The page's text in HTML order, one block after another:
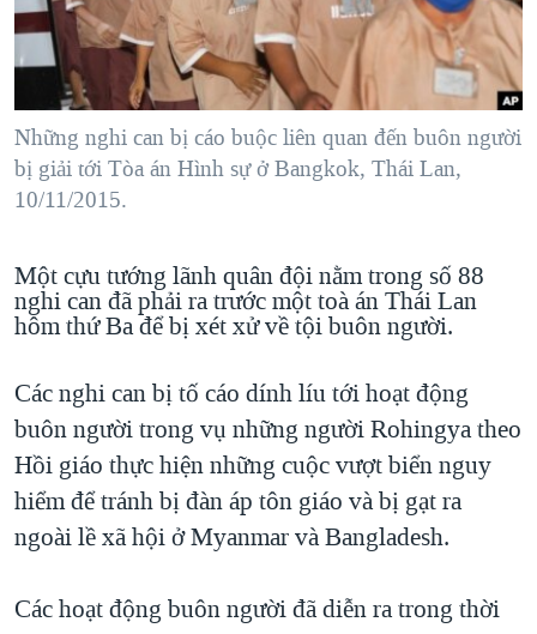
"Tìm"NGƯỜI VIỆT HẢI NGOẠI
ĐỜI SỐNG
KINH TẾ
KHOA HỌC
SỨC KHOẺ
THỂ THAO
GIÁO DỤC
TẠI
HÀNH TRÌNH BẦU CỬ 2024
MỘT NĂM CHIẾN TRANH TẠI DẢI GAZA
GIẢI MÃ VÀNH ĐAI & CON ĐƯỜNG
NGÀY TỊ NẠN THẾ GIỚI
GROUND ZERO – XƯA VÀ NAY
CHI PHÍ CHIẾN TRANH AFGHANISTAN
THƯỢNG ĐỈNH TRUMP-KIM TẠI VIỆT NAM
TRỊNH VĨNH BÌNH VS. CHÍNH PHỦ VIỆT NAM
NGƯ DÂN VIỆT VÀ LÀN SÓNG TRỘM HẢI SÂM
BÊN KIA QUỐC LỘ: TIẾNG VỌNG TỪ NÔNG THÔN MỸ
VIDEO
NGHE
MẠNG XÃ HỘI
Những nghi can bị cáo buộc liên quan đến buôn người
bị giải tới Tòa án Hình sự ở Bangkok, Thái Lan,
10/11/2015.
Một cựu tướng lãnh quân đội nằm trong số 88
nghi can đã phải ra trước một toà án Thái Lan
hôm thứ Ba để bị xét xử về tội buôn người.
Các nghi can bị tố cáo dính líu tới hoạt động
buôn người trong vụ những người Rohingya theo
Hồi giáo thực hiện những cuộc vượt biển nguy
hiểm để tránh bị đàn áp tôn giáo và bị gạt ra
ngoài lề xã hội ở Myanmar và Bangladesh.
Các hoạt động buôn người đã diễn ra trong thời